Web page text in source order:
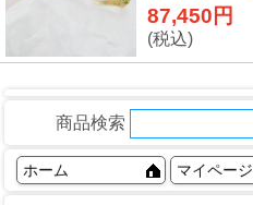
87,450円
(税込)
商品検索
ホーム マイページ